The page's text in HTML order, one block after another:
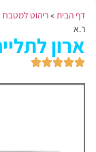
דף הבית »ריהוט למטבח
ר.א
ארון לתלייה 4 דלתות